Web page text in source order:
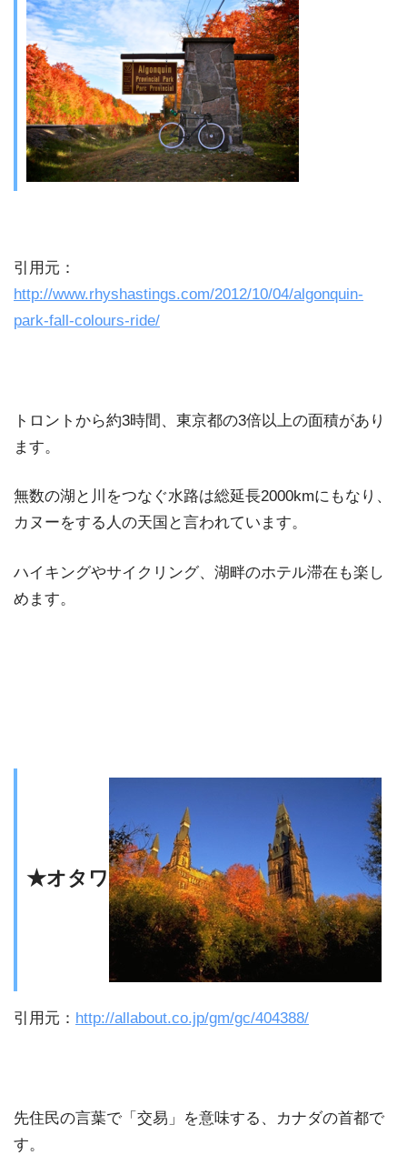
引用元：
http://www.rhyshastings.com/2012/10/04/algonquin-
park-fall-colours-ride/
トロントから約3時間、東京都の3倍以上の面積があり
ます。
無数の湖と川をつなぐ水路は総延長2000kmにもなり、
カヌーをする人の天国と言われています。
ハイキングやサイクリング、湖畔のホテル滞在も楽し
めます。
★オタワ
引用元： http://allabout.co.jp/gm/gc/404388/
先住民の言葉で「交易」を意味する、カナダの首都で
す。